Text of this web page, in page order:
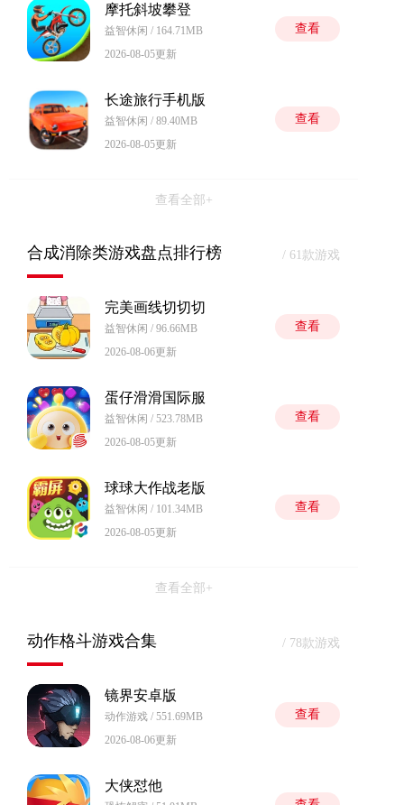
摩托斜坡攀登
益智休闲 / 164.71MB
2026-08-05更新
查看
长途旅行手机版
益智休闲 / 89.40MB
2026-08-05更新
查看
查看全部+
合成消除类游戏盘点排行榜 / 61款游戏
完美画线切切切
益智休闲 / 96.66MB
2026-08-06更新
查看
蛋仔滑滑国际服
益智休闲 / 523.78MB
2026-08-05更新
查看
球球大作战老版
益智休闲 / 101.34MB
2026-08-05更新
查看
查看全部+
动作格斗游戏合集 / 78款游戏
镜界安卓版
动作游戏 / 551.69MB
2026-08-06更新
查看
大侠怼他